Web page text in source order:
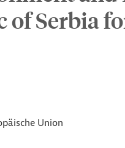
Serbia
Union